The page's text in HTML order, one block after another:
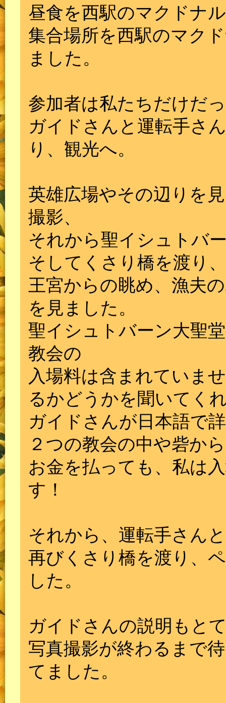
昼食を西駅のマクドナ
集合場所を西駅のマク
ました。
参加者は私たちだけだ
ガイドさんと運転手さ
り、観光へ。
英雄広場やその辺りを
撮影、
それから聖イシュトバ
そしてくさり橋を渡り
王宮からの眺め、漁夫
を見ました。
聖イシュトバーン大聖
教会の
入場料は含まれていま
るかどうかを聞いてく
ガイドさんが日本語で
２つの教会の中や砦か
お金を払っても、私は
す！
それから、運転手さん
再びくさり橋を渡り、
した。
ガイドさんの説明もと
写真撮影が終わるまで
てました。